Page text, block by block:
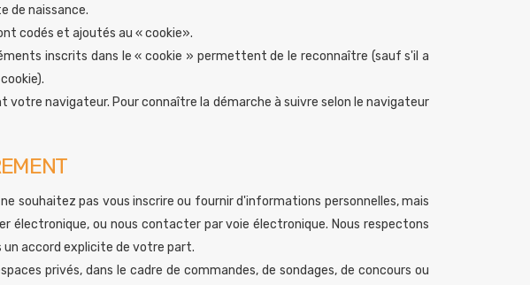
de naissance.
codés et ajoutés au « cookie».
inscrits dans le « cookie » permettent de le reconnaître (sauf s'il a
votre navigateur. Pour connaître la démarche à suivre selon le navigateur
souhaitez pas vous inscrire ou fournir d'informations personnelles, mais
électronique, ou nous contacter par voie électronique. Nous respectons
accord explicite de votre part.
privés, dans le cadre de commandes, de sondages, de concours ou